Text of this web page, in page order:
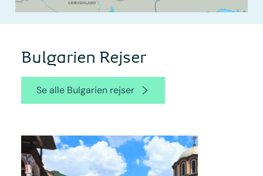
Bulgarien Rejser
Se alle Bulgarien rejser